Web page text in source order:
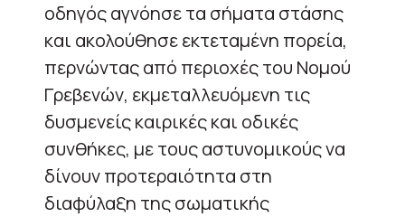
οδηγός αγνόησε τα σήματα στάσης
και ακολούθησε εκτεταμένη πορεία,
περνώντας από περιοχές του Νομού
Γρεβενών, εκμεταλλευόμενη τις
δυσμενείς καιρικές και οδικές
συνθήκες, με τους αστυνομικούς να
δίνουν προτεραιότητα στη
διαφύλαξη της σωματικής